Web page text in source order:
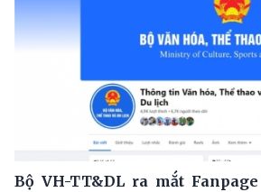
Bộ VH-TT&DL ra mắt